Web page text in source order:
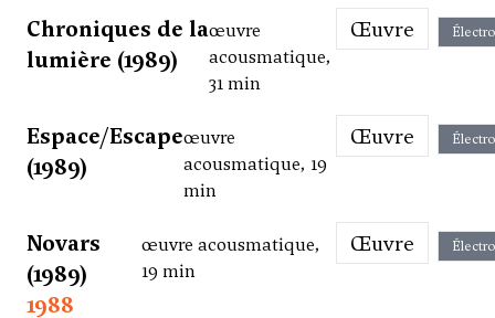
Chroniques de la
lumière (1989)
œuvre
acousmatique,
31 min
Œuvre
Espace/Escape
(1989)
œuvre
acousmatique, 19
min
Œuvre
Novars
(1989)
œuvre acousmatique,
19 min
Œuvre
1988